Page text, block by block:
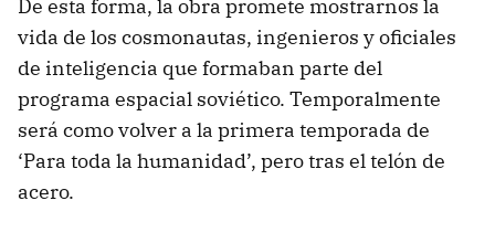
De esta forma, la obra promete mostrarnos la
vida de los cosmonautas, ingenieros y oficiales
de inteligencia que formaban parte del
programa espacial soviético. Temporalmente
será como volver a la primera temporada de
‘Para toda la humanidad’, pero tras el telón de
acero.